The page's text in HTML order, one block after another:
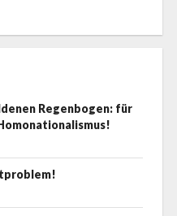
Regenbogen: für